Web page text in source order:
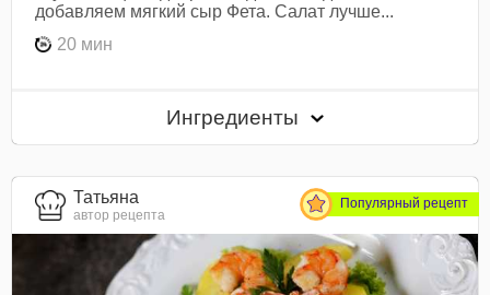
добавляем мягкий сыр Фета. Салат лучше...
20 мин
Ингредиенты
Татьяна
автор рецепта
Популярный рецепт